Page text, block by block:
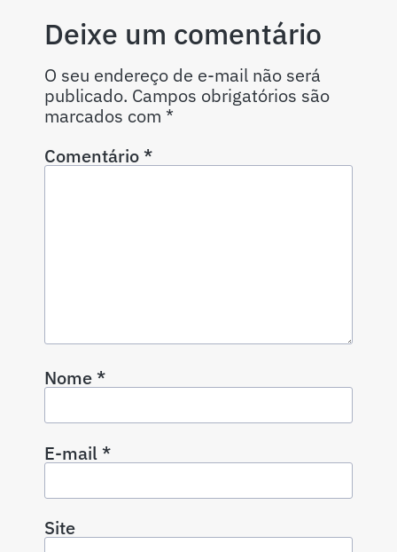
Deixe um comentário
O seu endereço de e-mail não será
publicado. Campos obrigatórios são
marcados com *
Comentário*
Nome*
E-mail*
Site